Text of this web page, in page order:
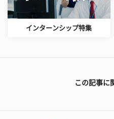
インターンシップ特集
この記事に